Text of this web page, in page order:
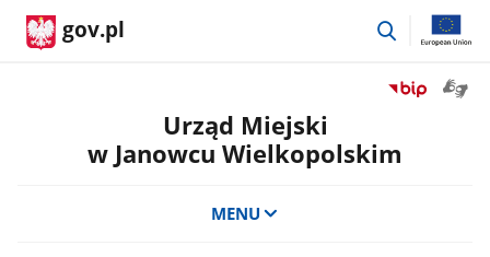
gov.pl
przejdź
Przejdź
Biuletyn
Urząd Miejski
w Janowcu Wielkopolskim
MENU